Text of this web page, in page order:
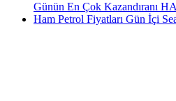
Günün En Çok Kazandıranı
Ham Petrol Fiyatları Gün İçi